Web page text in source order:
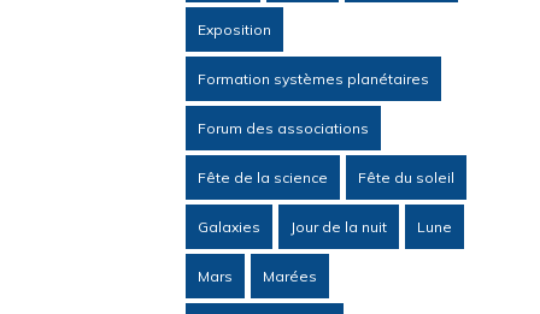
Exposition
Formation systèmes planétaires
Forum des associations
Fête de la science Fête du soleil
Galaxies Jour de la nuit Lune
Mars Marées